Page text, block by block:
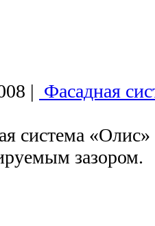
| Фасадная
система «Олис»
зазором.